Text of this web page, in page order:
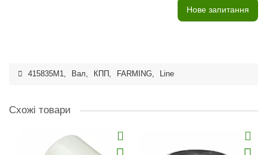
Нове запитання
415835M1, Вал, КПП , FARMING, Line
Схожі товари